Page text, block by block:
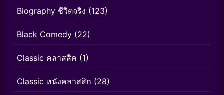
Biography ชีวิตจริง (123)
Black Comedy (22)
Classic คลาสสิค (1)
Classic หนังคลาสสิก (28)